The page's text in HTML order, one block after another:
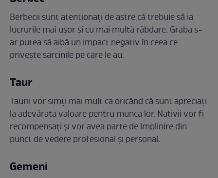
Berbecii sunt atenționați de astre că trebuie să ia
lucrurile mai ușor și cu mai multă răbdare. Graba s-
ar putea să aibă un impact negativ în ceea ce
privește sarcinile pe care le au.
Taur
Taurii vor simți mai mult ca oricând că sunt apreciați
la adevărata valoare pentru munca lor. Nativii vor fi
recompensați și vor avea parte de împlinire din
punct de vedere profesional și personal.
Gemeni